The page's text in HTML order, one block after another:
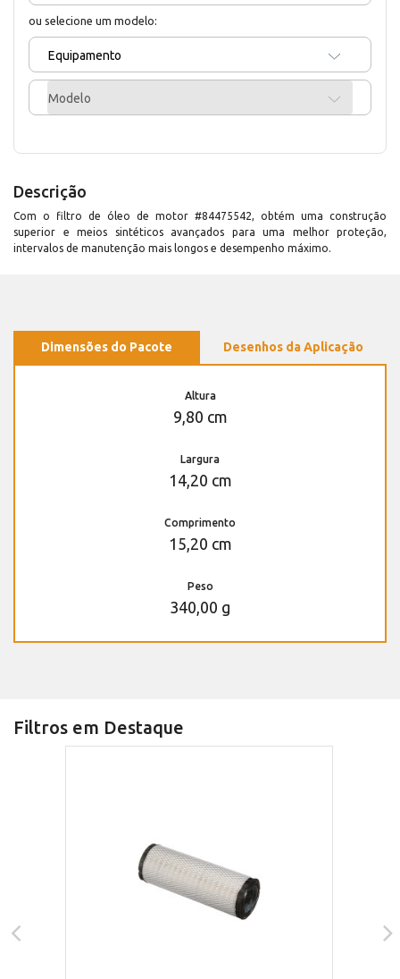
ou selecione um modelo:
Equipamento
Modelo
Descrição
Com o filtro de óleo de motor #84475542, obtém uma construção
superior e meios sintéticos avançados para uma melhor proteção,
intervalos de manutenção mais longos e desempenho máximo.
Dimensões do Pacote Desenhos da Aplicação
Altura
9,80 cm
Largura
14,20 cm
Comprimento
15,20 cm
Peso
340,00 g
Filtros em Destaque